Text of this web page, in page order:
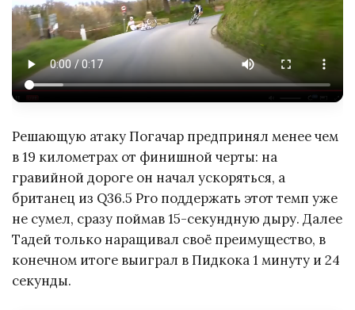
Решающую атаку Погачар предпринял менее чем
в 19 километрах от финишной черты: на
гравийной дороге он начал ускоряться, а
британец из Q36.5 Pro поддержать этот темп уже
не сумел, сразу поймав 15-секундную дыру. Далее
Тадей только наращивал своё преимущество, в
конечном итоге выиграл в Пидкока 1 минуту и 24
секунды.